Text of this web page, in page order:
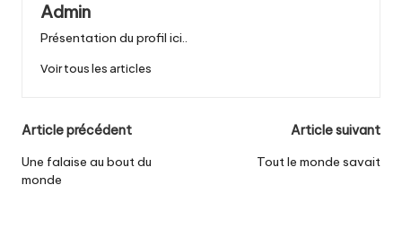
Admin
Présentation du profil ici..
Voir tous les articles
Post
navigation
Article précédent
Une falaise au bout du
monde
Article suivant
Tout le monde savait